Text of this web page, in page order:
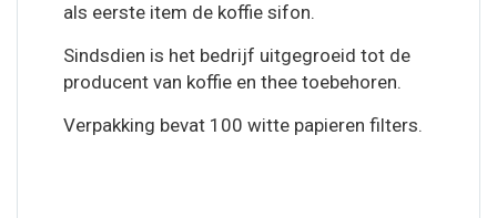
als eerste item de koffie sifon.
Sindsdien is het bedrijf uitgegroeid tot de
producent van koffie en thee toebehoren.
Verpakking bevat 100 witte papieren filters.